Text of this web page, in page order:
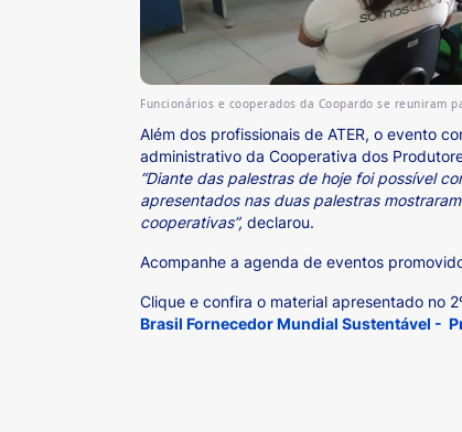
Funcionários e cooperados da Coopardo se reuniram
Além dos profissionais de ATER, o evento
administrativo da Cooperativa dos
“Diante das palestras de hoje foi possível
apresentados nas duas palestras
cooperativas”, declarou.
Acompanhe a agenda de eventos
Clique e confira o material apresentado no
Brasil Fornecedor Mundial Sustentável -